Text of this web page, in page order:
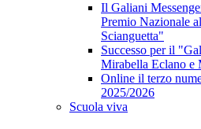
Il Galiani
Premio Nazionale
Scianguetta"
Successo per il
Mirabella Eclano e
Online il terzo
2025/2026
Scuola viva